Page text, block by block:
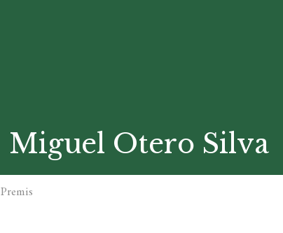
Miguel Otero Silva
Premis